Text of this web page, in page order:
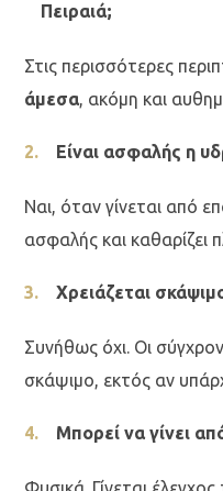
Πειραιά;
Στις περισσότερες
άμεσα, ακόμη και
Είναι ασφαλής η
Ναι, όταν γίνεται από
ασφαλής και καθαρίζει
Χρειάζεται
Συνήθως όχι. Οι
σκάψιμο, εκτός αν
Μπορεί να γίνει